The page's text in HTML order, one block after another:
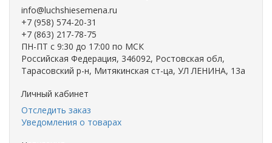
info@luchshiesemena.ru
+7 (958) 574-20-31
+7 (863) 217-78-75
ПН-ПТ с 9:30 до 17:00 по МСК
Российская Федерация, 346092, Ростовская обл,
Тарасовский р-н, Митякинская ст-ца, УЛ ЛЕНИНА, 13а
Личный кабинет
Отследить заказ
Уведомления о товарах